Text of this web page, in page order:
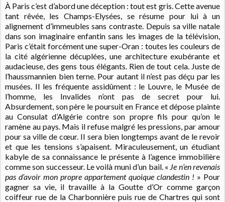
À Paris c’est d’abord une déception : tout est gris. Cette avenue
tant rêvée, les Champs-Elysées, se résume pour lui à un
alignement d’immeubles sans contraste. Depuis sa ville natale
dans son imaginaire enfantin sans les images de la télévision,
Paris c’était forcément une super-Oran : toutes les couleurs de
la cité algérienne décuplées, une architecture exubérante et
audacieuse, des gens tous élégants. Rien de tout cela. Juste de
l’haussmannien bien terne. Pour autant il n’est pas déçu par les
musées. Il les fréquente assidûment : le Louvre, le Musée de
l’homme, les Invalides n’ont pas de secret pour lui.
Absurdement, son père le poursuit en France et dépose plainte
au Consulat d’Algérie contre son propre fils pour qu’on le
ramène au pays. Mais il refuse malgré les pressions, par amour
pour sa ville de cœur. Il sera bien longtemps avant de le revoir
et que les tensions s’apaisent. Miraculeusement, un étudiant
kabyle de sa connaissance le présente à l’agence immobilière
comme son successeur. Le voilà muni d’un bail. « Je n’en revenais
pas d’avoir mon propre appartement quoique clandestin ! » Pour
gagner sa vie, il travaille à la Goutte d’Or comme garçon
coiffeur rue de la Charbonnière puis rue de Chartres qui sont